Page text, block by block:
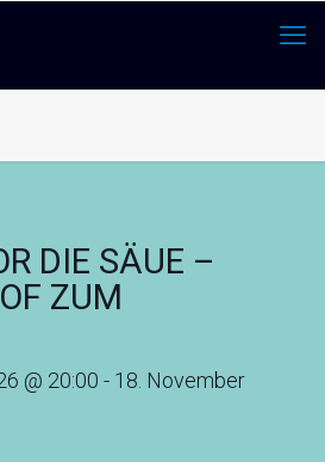
DIE SÄUE –
ZUM
@ 20:00 - 18. November